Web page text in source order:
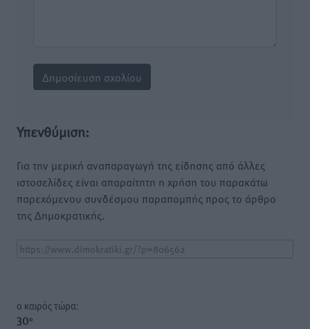
Υπενθύμιση:
Για την μερική αναπαραγωγή της είδησης από άλλες
ιστοσελίδες είναι απαραίτητη η χρήση του παρακάτω
παρεχόμενου συνδέσμου παραπομπής προς το άρθρο
της Δημοκρατικής.
o καιρός τώρα:
30°